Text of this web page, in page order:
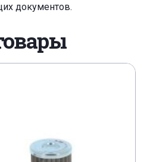
документов.